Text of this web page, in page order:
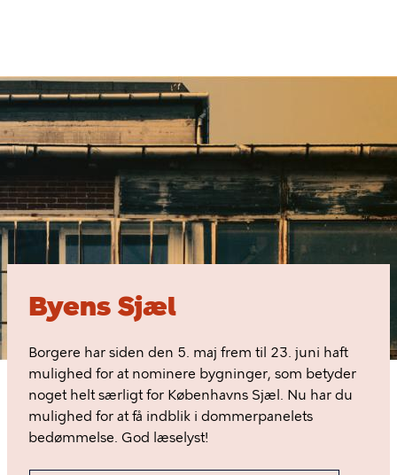
Byens
Sjæl
Byens Sjæl
Borgere har siden den 5. maj frem til 23. juni haft
mulighed for at nominere bygninger, som betyder
noget helt særligt for Københavns Sjæl. Nu har du
mulighed for at få indblik i dommerpanelets
bedømmelse. God læselyst!